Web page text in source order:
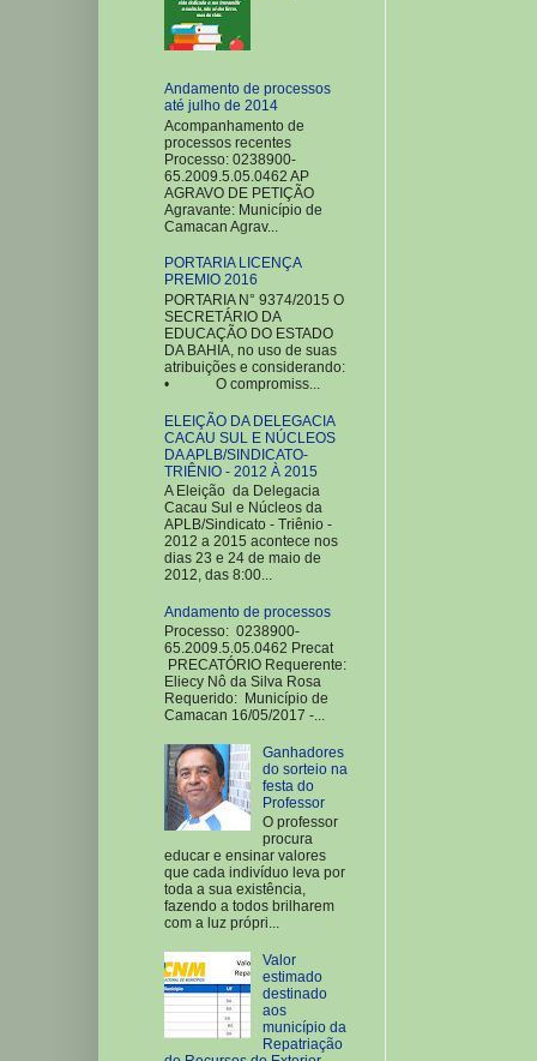
Andamento de processos
até julho de 2014
Acompanhamento de
processos recentes
Processo: 0238900-
65.2009.5.05.0462 AP
AGRAVO DE PETIÇÃO
Agravante: Município de
Camacan Agrav...
PORTARIA LICENÇA
PREMIO 2016
PORTARIA N° 9374/2015 O
SECRETÁRIO DA
EDUCAÇÃO DO ESTADO
DA BAHIA, no uso de suas
atribuições e considerando:
• O compromiss...
ELEIÇÃO DA DELEGACIA
CACAU SUL E NÚCLEOS
DA APLB/SINDICATO-
TRIÊNIO - 2012 À 2015
A Eleição da Delegacia
Cacau Sul e Núcleos da
APLB/Sindicato - Triênio -
2012 a 2015 acontece nos
dias 23 e 24 de maio de
2012, das 8:00...
Andamento de processos
Processo: 0238900-
65.2009.5.05.0462 Precat
PRECATÓRIO Requerente:
Eliecy Nô da Silva Rosa
Requerido: Município de
Camacan 16/05/2017 -...
Ganhadores
do sorteio na
festa do
Professor
O professor
procura
educar e ensinar valores
que cada indivíduo leva por
toda a sua existência,
fazendo a todos brilharem
com a luz própri...
Valor
estimado
destinado
aos
município da
Repatriação